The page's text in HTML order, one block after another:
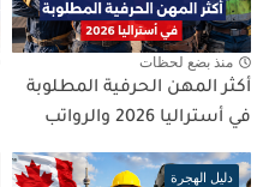
منذ بضع لحظات
أكثر المهن الحرفية المطلوبة
في أستراليا 2026 والرواتب
دليل الهجرة